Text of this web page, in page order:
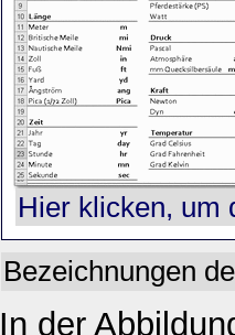
Hier klicken, um
Bezeichnungen
In der